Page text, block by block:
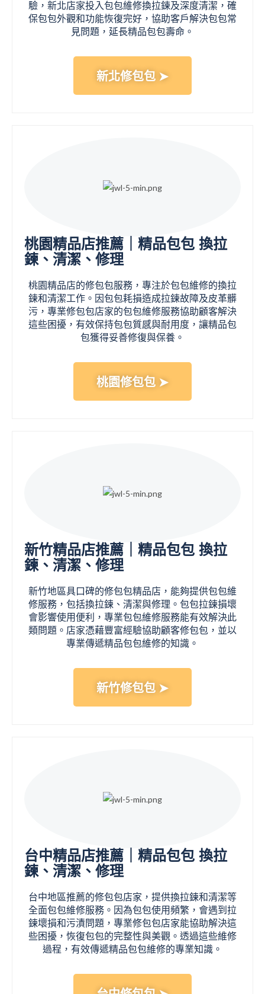
驗，新北店家投入包包維修換拉鍊及深度清潔，確
保包包外觀和功能恢復完好，協助客戶解決包包常
見問題，延長精品包包壽命。
新北修包包 ➤
桃園精品店推薦｜精品包包 換拉
鍊、清潔、修理
桃園精品店的修包包服務，專注於包包維修的換拉
鍊和清潔工作。因包包耗損造成拉鍊故障及皮革髒
污，專業修包包店家的包包維修服務協助顧客解決
這些困擾，有效保持包包質感與耐用度，讓精品包
包獲得妥善修復與保養。
桃園修包包 ➤
新竹精品店推薦｜精品包包 換拉
鍊、清潔、修理
新竹地區具口碑的修包包精品店，能夠提供包包維
修服務，包括換拉鍊、清潔與修理。包包拉鍊損壞
會影響使用便利，專業包包維修服務能有效解決此
類問題。店家憑藉豐富經驗協助顧客修包包，並以
專業傳遞精品包包維修的知識。
新竹修包包 ➤
台中精品店推薦｜精品包包 換拉
鍊、清潔、修理
台中地區推薦的修包包店家，提供換拉鍊和清潔等
全面包包維修服務。因為包包使用頻繁，會遇到拉
鍊壞損和污漬問題，專業修包包店家能協助解決這
些困擾，恢復包包的完整性與美觀。透過這些維修
過程，有效傳遞精品包包維修的專業知識。